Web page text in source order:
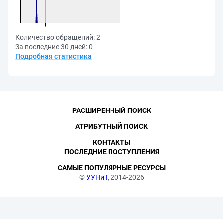
Количество обращений:2
За последние 30 дней:0
Подробная статистика
©УУНиТ, 2014-2026
РАСШИРЕННЫЙ ПОИСК
АТРИБУТНЫЙ ПОИСК
КОНТАКТЫ
ПОСЛЕДНИЕ ПОСТУПЛЕНИЯ
САМЫЕ ПОПУЛЯРНЫЕ РЕСУРСЫ